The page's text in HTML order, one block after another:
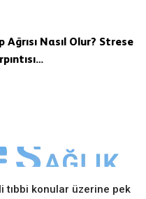
Ağrısı Nasıl Olur? Strese
tıbbi konular üzerine pek